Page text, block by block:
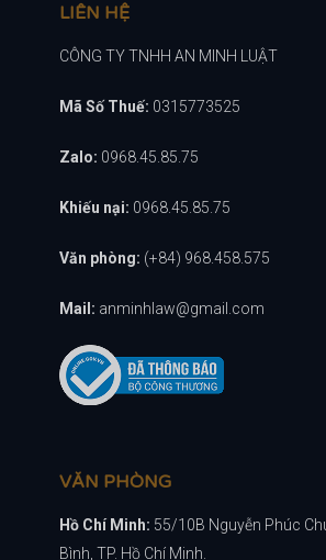
LIÊN HỆ
CÔNG TY TNHH AN MINH LUẬT
Mã Số Thuế: 0315773525
Zalo: 0968.45.85.75
Khiếu nại: 0968.45.85.75
Văn phòng: (+84) 968.458.575
Mail: anminhlaw@gmail.com
VĂN PHÒNG
Hồ Chí Minh: 55/10B Nguyễn Phúc
Bình, TP. Hồ Chí Minh.